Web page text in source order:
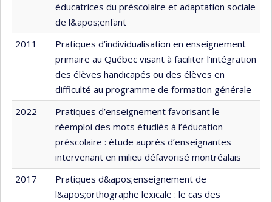
éducatrices du préscolaire et adaptation sociale
de l&apos;enfant
2011
Pratiques d’individualisation en enseignement
primaire au Québec visant à faciliter l’intégration
des élèves handicapés ou des élèves en
difficulté au programme de formation générale
2022
Pratiques d’enseignement favorisant le
réemploi des mots étudiés à l’éducation
préscolaire : étude auprès d’enseignantes
intervenant en milieu défavorisé montréalais
2017
Pratiques d&apos;enseignement de
l&apos;orthographe lexicale : le cas des